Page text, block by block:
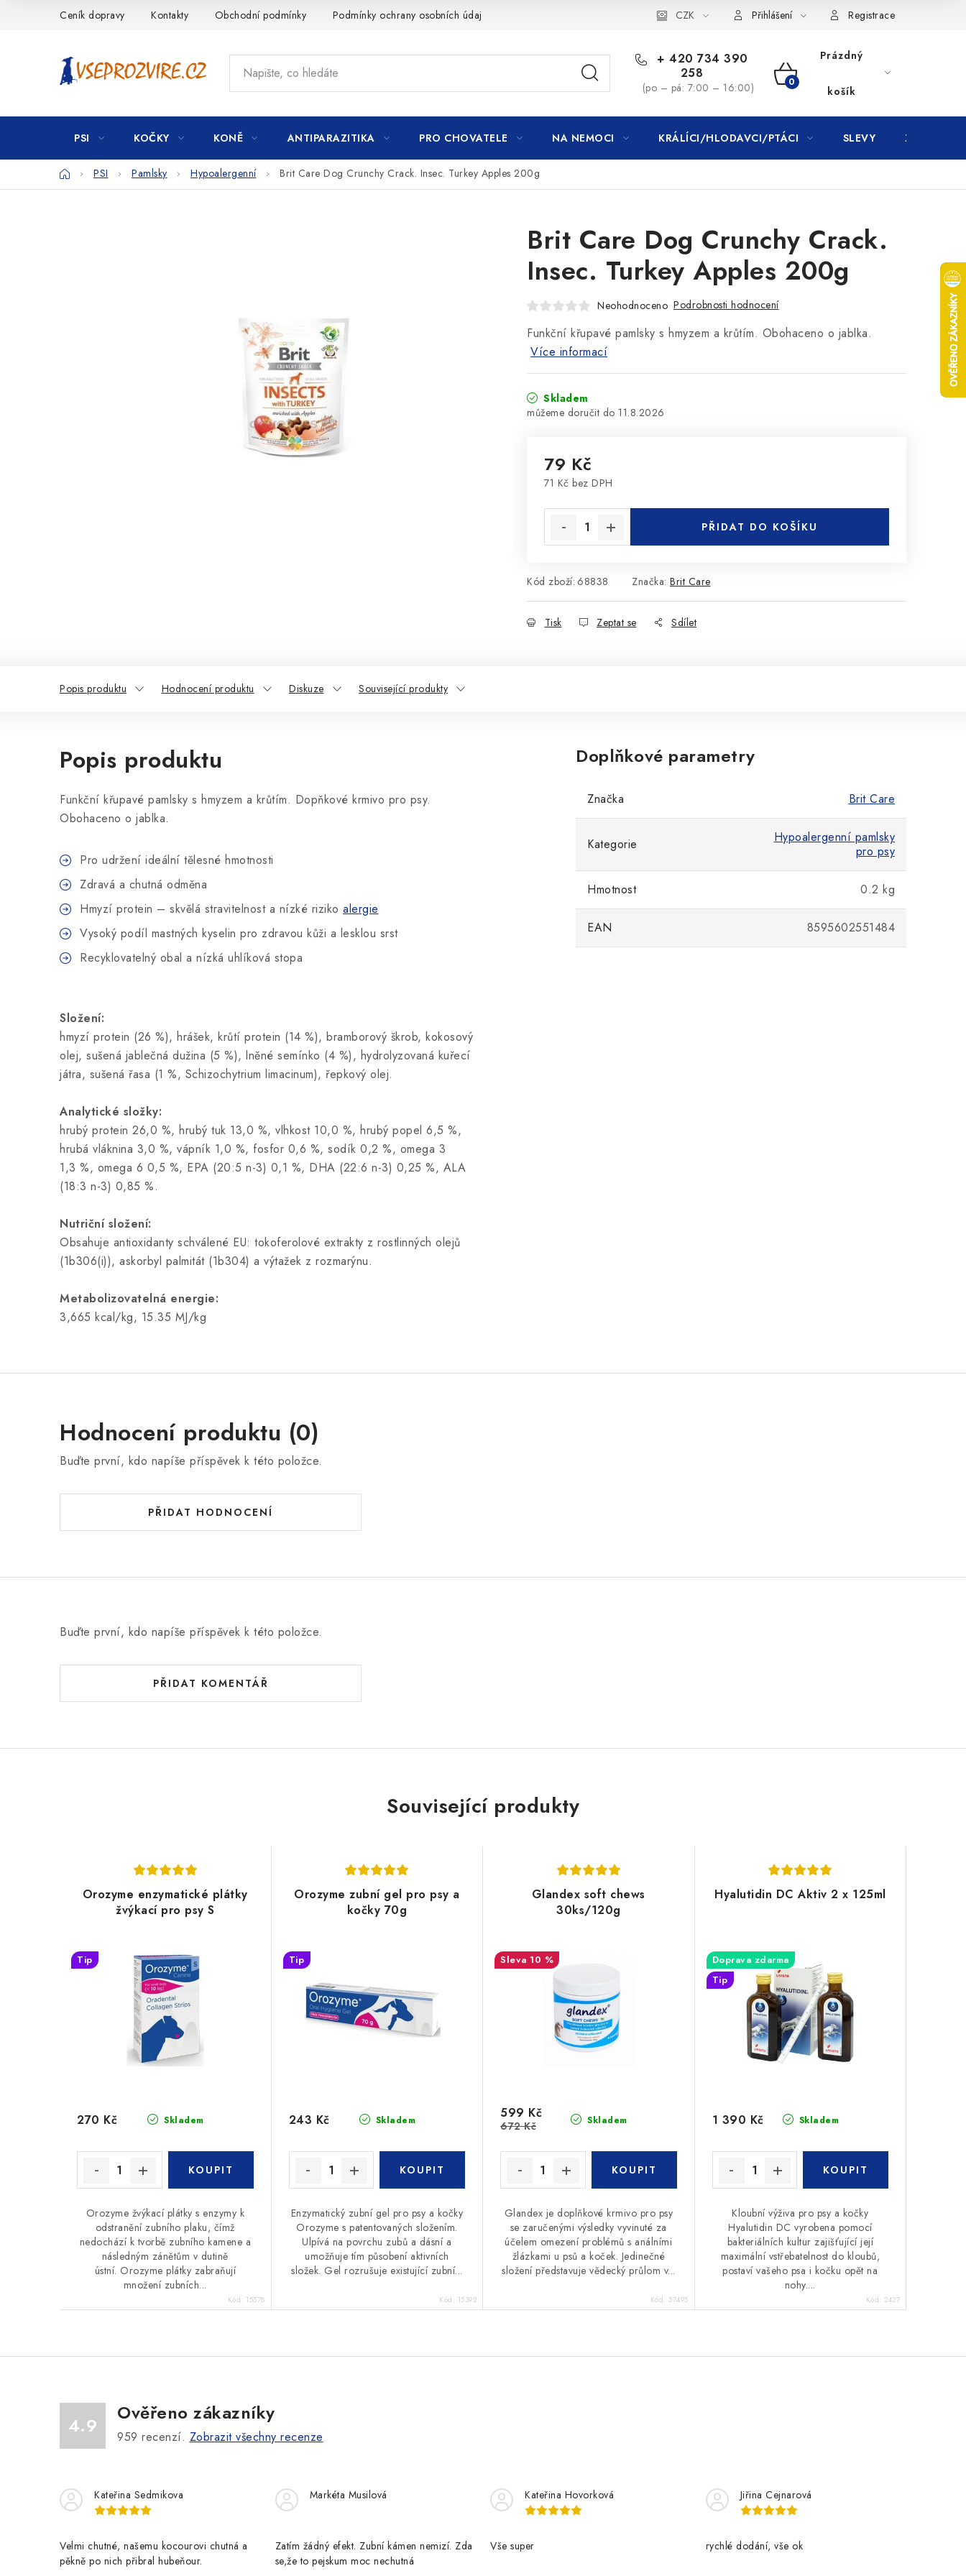
Ceník dopravy Kontakty Obchodní podmínky Podmínky ochrany osobních údajů CZK Přihlášení Registrace
+ 420 734 390
258
(po – pá: 7:00 – 16:00)
NÁKUPNÍ
KOŠÍK
Prázdný
košík
PSI KOČKY KONĚ ANTIPARAZITIKA PRO CHOVATELE NA NEMOCI KRÁLÍCI/HLODAVCI/PTÁCI SLEVY ZNAČKY
DomůPSI Pamlsky Hypoalergenní Brit Care Dog Crunchy Crack. Insec. Turkey Apples 200g
Brit Care Dog Crunchy Crack.
Insec. Turkey Apples 200g
Neohodnoceno Podrobnosti hodnocení
Funkční křupavé pamlsky s hmyzem a krůtím. Obohaceno o jablka.
Více informací
Skladem
11.8.2026
79 Kč
71 Kč bez DPH
PŘIDAT DO KOŠÍKU
Kód zboží: 68838 Značka: Brit Care
Tisk Zeptat se Sdílet
Popis produktu Hodnocení produktu Diskuze Související produkty
Popis produktu
Funkční křupavé pamlsky s hmyzem a krůtím. Dopňkové krmivo pro psy.
Obohaceno o jablka.
Pro udržení ideální tělesné hmotnosti
Zdravá a chutná odměna
Hmyzí protein – skvělá stravitelnost a nízké riziko alergie
Vysoký podíl mastných kyselin pro zdravou kůži a lesklou srst
Recyklovatelný obal a nízká uhlíková stopa
Složení:
hmyzí protein (26 %), hrášek, krůtí protein (14 %), bramborový škrob, kokosový
olej, sušená jablečná dužina (5 %), lněné semínko (4 %), hydrolyzovaná kuřecí
játra, sušená řasa (1 %, Schizochytrium limacinum), řepkový olej.
Analytické složky:
hrubý protein 26,0 %, hrubý tuk 13,0 %, vlhkost 10,0 %, hrubý popel 6,5 %,
hrubá vláknina 3,0 %, vápník 1,0 %, fosfor 0,6 %, sodík 0,2 %, omega 3
1,3 %, omega 6 0,5 %, EPA (20:5 n-3) 0,1 %, DHA (22:6 n-3) 0,25 %, ALA
(18:3 n-3) 0,85 %.
Nutriční složení:
Obsahuje antioxidanty schválené EU: tokoferolové extrakty z rostlinných olejů
(1b306(i)), askorbyl palmitát (1b304) a výtažek z rozmarýnu.
Metabolizovatelná energie:
3,665 kcal/kg, 15.35 MJ/kg
Doplňkové parametry
Značka Brit Care
Kategorie
Hypoalergenní pamlsky
pro psy
Hmotnost 0.2 kg
EAN 8595602551484
Hodnocení produktu (0)
Buďte první, kdo napíše příspěvek k této položce.
PŘIDAT HODNOCENÍ
Buďte první, kdo napíše příspěvek k této položce.
PŘIDAT KOMENTÁŘ
Související produkty
Orozyme enzymatické plátky
žvýkací pro psy S
Tip
Skladem
270 Kč
Orozyme žvýkací plátky s enzymy k
odstranění zubního plaku, čímž
nedochází k tvorbě zubního kamene a
následným zánětům v dutině
ústní. Orozyme plátky zabraňují
množení zubních...
Kód: 15578
Orozyme zubní gel pro psy a
kočky 70g
Tip
Skladem
243 Kč
Enzymatický zubní gel pro psy a kočky
Orozyme s patentovaných složením.
Ulpívá na povrchu zubů a dásní a
umožňuje tím působení aktivních
složek. Gel rozrušuje existující zubní...
Kód: 15392
Glandex soft chews
30ks/120g
10 %
Skladem
599 Kč
672 Kč
Glandex je doplňkové krmivo pro psy
se zaručenými výsledky vyvinuté za
účelem omezení problémů s análními
žlázkami u psů a koček. Jedinečné
složení představuje vědecký průlom v...
Kód: 57495
Hyalutidin DC Aktiv 2 x 125ml
Doprava zdarma
Tip
Skladem
1 390 Kč
Kloubní výživa pro psy a kočky
Hyalutidin DC vyrobena pomocí
bakteriálních kultur zajišťující její
maximální vstřebatelnost do kloubů,
postaví vašeho psa i kočku opět na
nohy....
Kód: 2427
4.9
Ověřeno zákazníky
959 recenzí. Zobrazit všechny recenze
Kateřina Sedmikova
Velmi chutné, našemu kocourovi chutná a
pěkně po nich přibral hubeňour.
Markéta Musilová
Zatím žádný efekt. Zubní kámen nemizí. Zda
se,že to pejskum moc nechutná
Kateřina Hovorková
Vše super
Jiřina Cejnarová
rychlé dodání, vše ok